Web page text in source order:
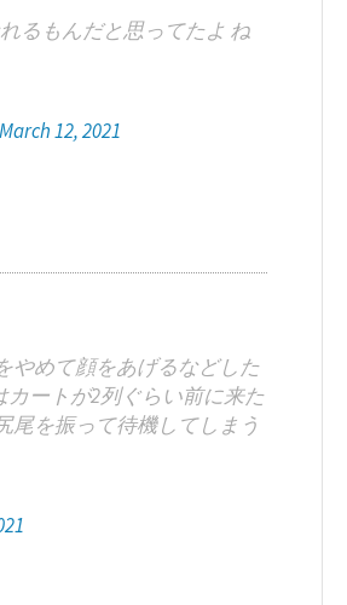
るもんだと思ってたよ ね
March 12, 2021
やめて顔をあげるなどした
ートが2列ぐらい前に来た
尾を振って待機してしまう